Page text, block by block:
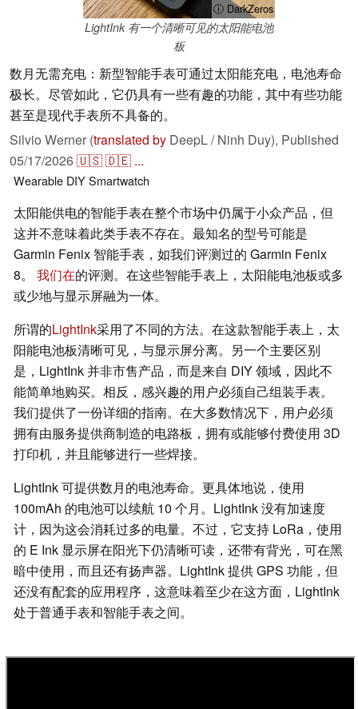
ⓘ DarkZeros
LightInk 有一个清晰可见的太阳能电池
板
数月无需充电：新型智能手表可通过太阳能充电，电池寿命
极长。尽管如此，它仍具有一些有趣的功能，其中有些功能
甚至是现代手表所不具备的。
Silvio Werner (translated by DeepL / Ninh Duy), Published
05/17/2026🇺🇸🇩🇪 ...
Wearable DIYSmartwatch
太阳能供电的智能手表在整个市场中仍属于小众产品，但
这并不意味着此类手表不存在。最知名的型号可能是
Garmin Fenix 智能手表，如我们评测过的 Garmin Fenix
8。 我们在的评测。在这些智能手表上，太阳能电池板或多
或少地与显示屏融为一体。
所谓的LightInk采用了不同的方法。在这款智能手表上，太
阳能电池板清晰可见，与显示屏分离。另一个主要区别
是，LightInk 并非市售产品，而是来自 DIY 领域，因此不
能简单地购买。相反，感兴趣的用户必须自己组装手表。
我们提供了一份详细的指南。在大多数情况下，用户必须
拥有由服务提供商制造的电路板，拥有或能够付费使用 3D
打印机，并且能够进行一些焊接。
LightInk 可提供数月的电池寿命。更具体地说，使用
100mAh 的电池可以续航 10 个月。LightInk 没有加速度
计，因为这会消耗过多的电量。不过，它支持 LoRa，使用
的 E Ink 显示屏在阳光下仍清晰可读，还带有背光，可在黑
暗中使用，而且还有扬声器。LightInk 提供 GPS 功能，但
还没有配套的应用程序，这意味着至少在这方面，LightInk
处于普通手表和智能手表之间。